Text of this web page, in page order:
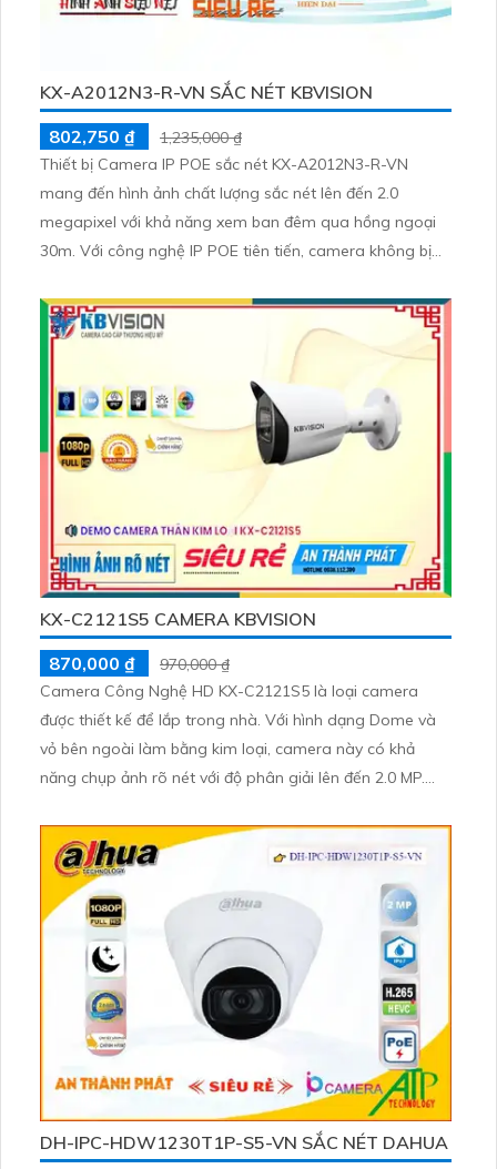
KX-A2012N3-R-VN SẮC NÉT KBVISION
802,750 ₫
1,235,000 ₫
Thiết bị Camera IP POE sắc nét KX-A2012N3-R-VN
mang đến hình ảnh chất lượng sắc nét lên đến 2.0
megapixel với khả năng xem ban đêm qua hồng ngoại
30m. Với công nghệ IP POE tiên tiến, camera không bị
Thiết bị được thiết kế dạng Dome Plastic phù hợp cho
căn hộ nhà phố, với ưu điểm thu hình chất lượng cao
KX-C2121S5 CAMERA KBVISION
870,000 ₫
970,000 ₫
Camera Công Nghệ HD KX-C2121S5 là loại camera
được thiết kế để lắp trong nhà. Với hình dạng Dome và
vỏ bên ngoài làm bằng kim loại, camera này có khả
năng chụp ảnh rõ nét với độ phân giải lên đến 2.0 MP.
AHD, CVI, TVI và BCS, giúp đảm bảo tính ổn định và
tương thích với nhiều hệ thống khác nhau
DH-IPC-HDW1230T1P-S5-VN SẮC NÉT DAHUA